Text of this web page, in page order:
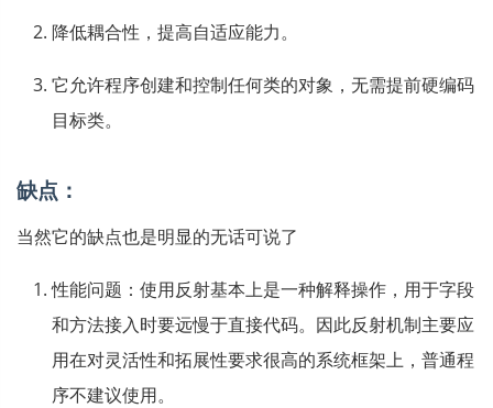
降低耦合性，提高自适应能力。
它允许程序创建和控制任何类的对象，无需提前硬编码
目标类。
缺点：
当然它的缺点也是明显的无话可说了
性能问题：使用反射基本上是一种解释操作，用于字段
和方法接入时要远慢于直接代码。因此反射机制主要应
用在对灵活性和拓展性要求很高的系统框架上，普通程
序不建议使用。